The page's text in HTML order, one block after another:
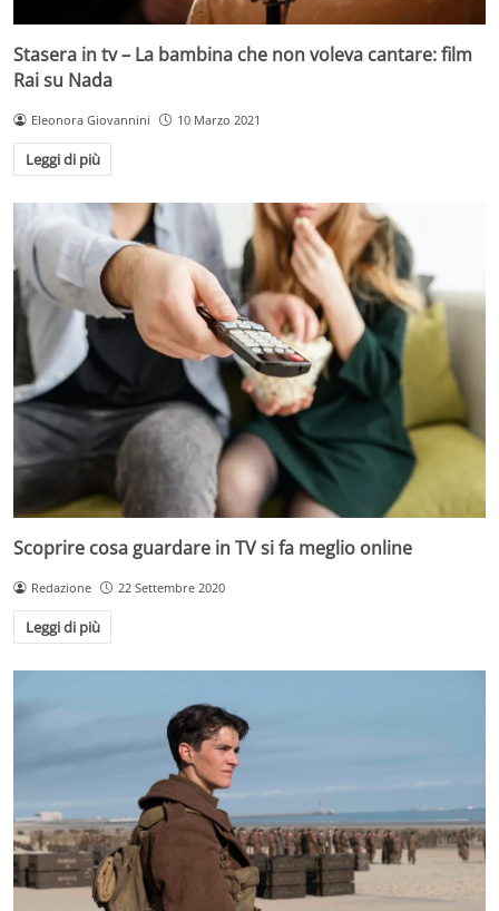
Stasera in tv – La bambina che non voleva cantare: film
Rai su Nada
Eleonora Giovannini 10 Marzo 2021
Leggi di più
Scoprire cosa guardare in TV si fa meglio online
Redazione 22 Settembre 2020
Leggi di più